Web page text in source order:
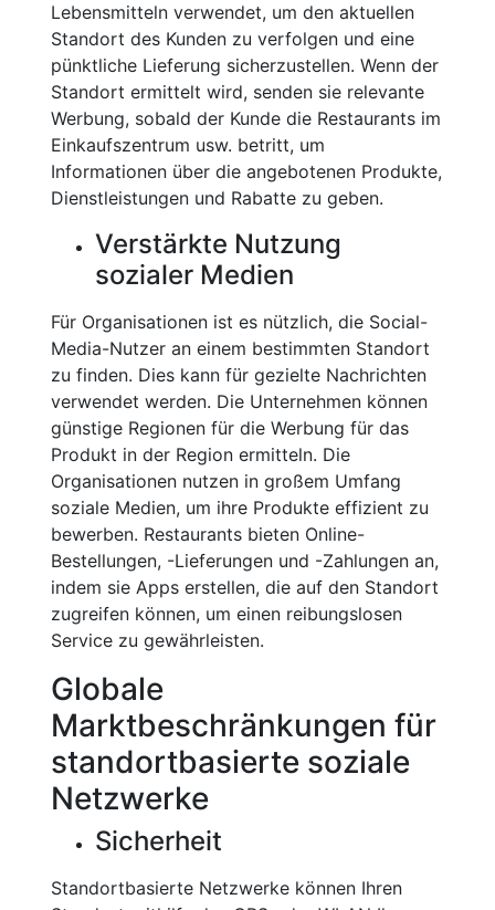
Lebensmitteln verwendet, um den aktuellen
Standort des Kunden zu verfolgen und eine
pünktliche Lieferung sicherzustellen. Wenn der
Standort ermittelt wird, senden sie relevante
Werbung, sobald der Kunde die Restaurants im
Einkaufszentrum usw. betritt, um
Informationen über die angebotenen Produkte,
Dienstleistungen und Rabatte zu geben.
Verstärkte Nutzung
sozialer Medien
Für Organisationen ist es nützlich, die Social-
Media-Nutzer an einem bestimmten Standort
zu finden. Dies kann für gezielte Nachrichten
verwendet werden. Die Unternehmen können
günstige Regionen für die Werbung für das
Produkt in der Region ermitteln. Die
Organisationen nutzen in großem Umfang
soziale Medien, um ihre Produkte effizient zu
bewerben. Restaurants bieten Online-
Bestellungen, -Lieferungen und -Zahlungen an,
indem sie Apps erstellen, die auf den Standort
zugreifen können, um einen reibungslosen
Service zu gewährleisten.
Globale
Marktbeschränkungen für
standortbasierte soziale
Netzwerke
Sicherheit
Standortbasierte Netzwerke können Ihren